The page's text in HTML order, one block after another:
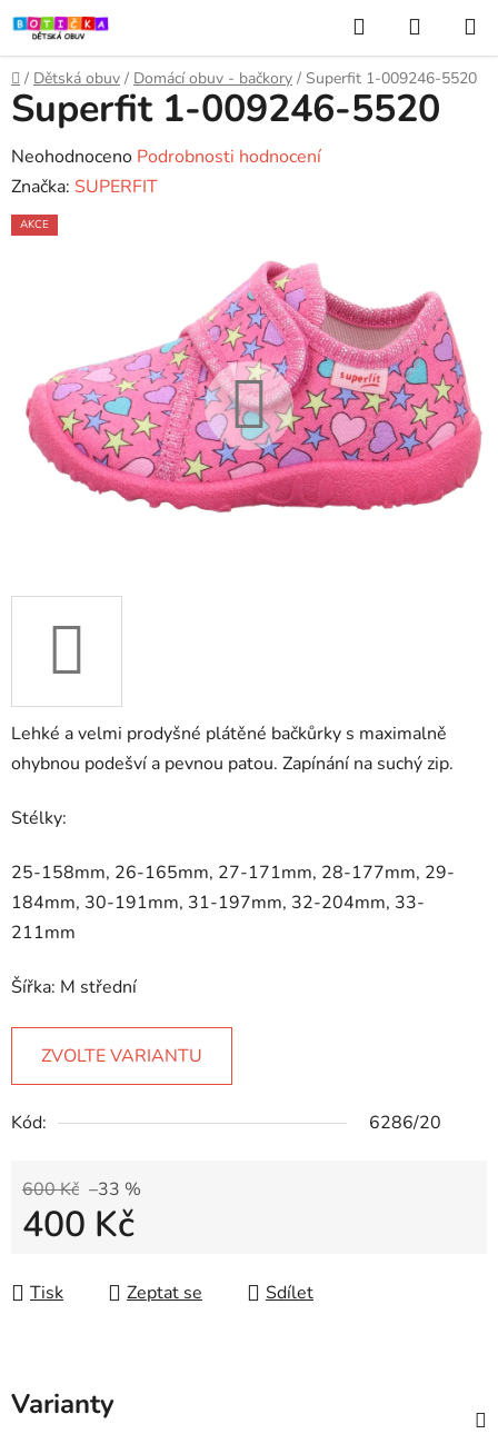
Přejít
na
obsah
Hledat
KOŠÍK
Domů
/ Dětská obuv / Domácí obuv - bačkory / Superfit 1-009246-5520
Lehké a velmi prodyšné plátěné bačkůrky s maximalně
ohybnou podešví a pevnou patou. Zapínání na suchý zip.
Stélky:
25-158mm, 26-165mm, 27-171mm, 28-177mm, 29-
184mm, 30-191mm, 31-197mm, 32-204mm, 33-
211mm
Šířka: M střední
ZVOLTE VARIANTU
Kód: 6286/20
600 Kč –33 %
400 Kč
Tisk
Zeptat se Sdílet
Superfit 1-009246-5520
Průměrné
hodnocení
produktu
hvězdiček.
Neohodnoceno Podrobnosti hodnocení
Značka: SUPERFIT
AKCE
Varianty